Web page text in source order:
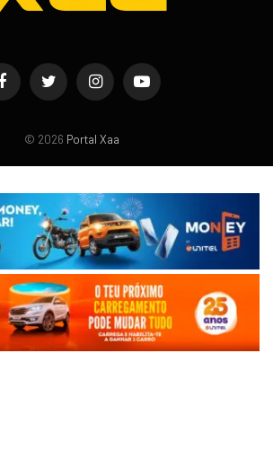
FacebookTwitter InstagramYouTube
© 2026 Portal Xaa